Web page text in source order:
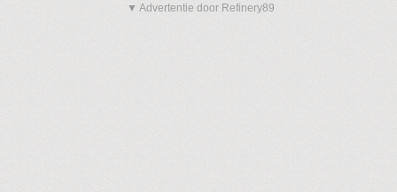
▼ Advertentie door Refinery89